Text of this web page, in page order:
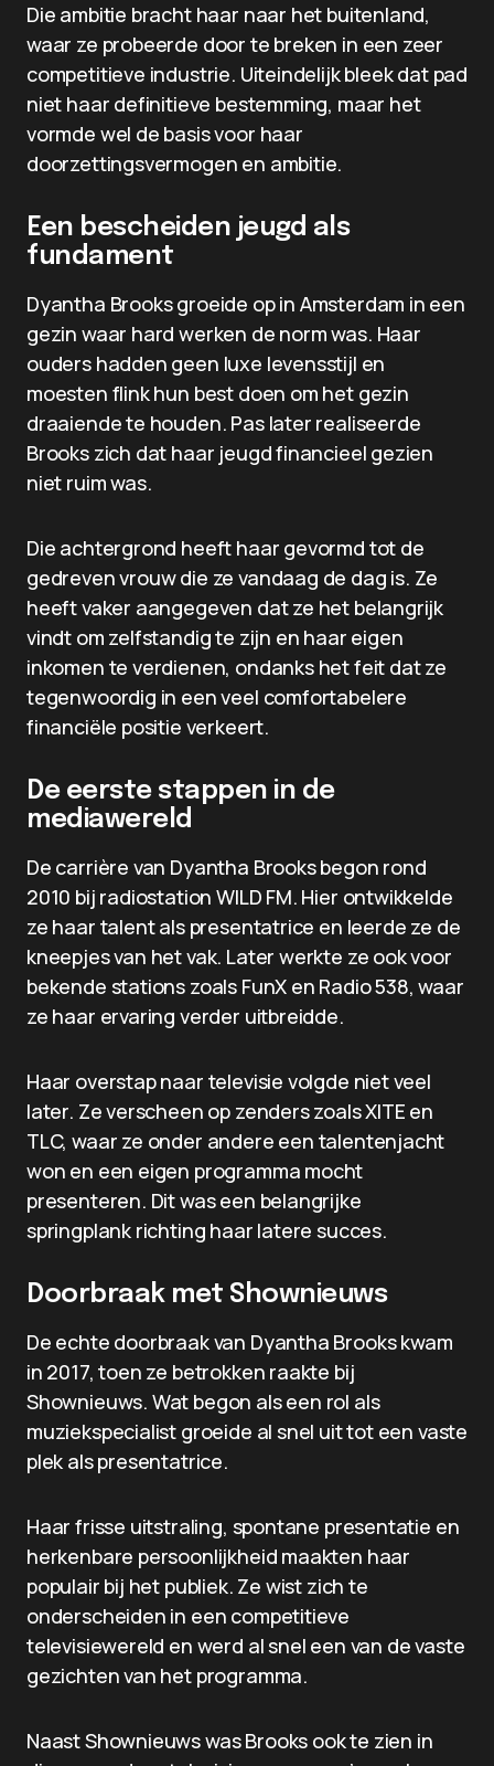
Die ambitie bracht haar naar het buitenland,
waar ze probeerde door te breken in een zeer
competitieve industrie. Uiteindelijk bleek dat pad
niet haar definitieve bestemming, maar het
vormde wel de basis voor haar
doorzettingsvermogen en ambitie.
Een bescheiden jeugd als
fundament
Dyantha Brooks groeide op in Amsterdam in een
gezin waar hard werken de norm was. Haar
ouders hadden geen luxe levensstijl en
moesten flink hun best doen om het gezin
draaiende te houden. Pas later realiseerde
Brooks zich dat haar jeugd financieel gezien
niet ruim was.
Die achtergrond heeft haar gevormd tot de
gedreven vrouw die ze vandaag de dag is. Ze
heeft vaker aangegeven dat ze het belangrijk
vindt om zelfstandig te zijn en haar eigen
inkomen te verdienen, ondanks het feit dat ze
tegenwoordig in een veel comfortabelere
financiële positie verkeert.
De eerste stappen in de
mediawereld
De carrière van Dyantha Brooks begon rond
2010 bij radiostation WILD FM. Hier ontwikkelde
ze haar talent als presentatrice en leerde ze de
kneepjes van het vak. Later werkte ze ook voor
bekende stations zoals FunX en Radio 538, waar
ze haar ervaring verder uitbreidde.
Haar overstap naar televisie volgde niet veel
later. Ze verscheen op zenders zoals XITE en
TLC, waar ze onder andere een talentenjacht
won en een eigen programma mocht
presenteren. Dit was een belangrijke
springplank richting haar latere succes.
Doorbraak met Shownieuws
De echte doorbraak van Dyantha Brooks kwam
in 2017, toen ze betrokken raakte bij
Shownieuws. Wat begon als een rol als
muziekspecialist groeide al snel uit tot een vaste
plek als presentatrice.
Haar frisse uitstraling, spontane presentatie en
herkenbare persoonlijkheid maakten haar
populair bij het publiek. Ze wist zich te
onderscheiden in een competitieve
televisiewereld en werd al snel een van de vaste
gezichten van het programma.
Naast Shownieuws was Brooks ook te zien in